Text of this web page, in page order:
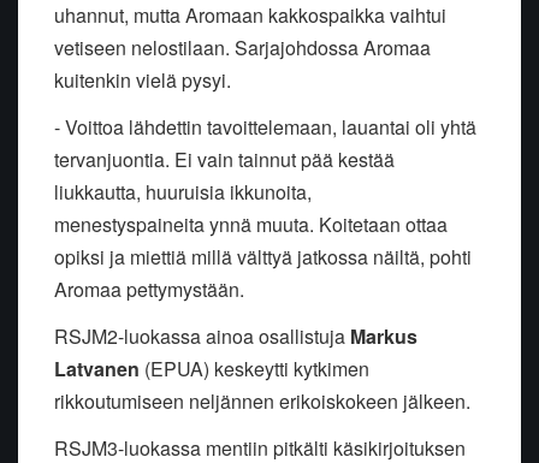
uhannut, mutta Aromaan kakkospaikka vaihtui
vetiseen nelostilaan. Sarjajohdossa Aromaa
kuitenkin vielä pysyi.
- Voittoa lähdettin tavoittelemaan, lauantai oli yhtä
tervanjuontia. Ei vain tainnut pää kestää
liukkautta, huuruisia ikkunoita,
menestyspaineita ynnä muuta. Koitetaan ottaa
opiksi ja miettiä millä välttyä jatkossa näiltä, pohti
Aromaa pettymystään.
RSJM2-luokassa ainoa osallistuja Markus
Latvanen (EPUA) keskeytti kytkimen
rikkoutumiseen neljännen erikoiskokeen jälkeen.
RSJM3-luokassa mentiin pitkälti käsikirjoituksen